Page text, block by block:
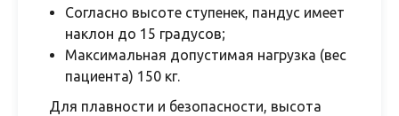
Согласно высоте ступенек, пандус имеет
наклон до 15 градусов;
Максимальная допустимая нагрузка (вес
пациента) 150 кг.
Для плавности и безопасности, высота